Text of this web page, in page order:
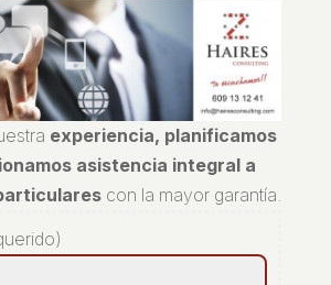
experiencia, planificamos
asistencia integral a
con la mayor garantía.